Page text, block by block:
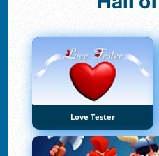
Love Tester